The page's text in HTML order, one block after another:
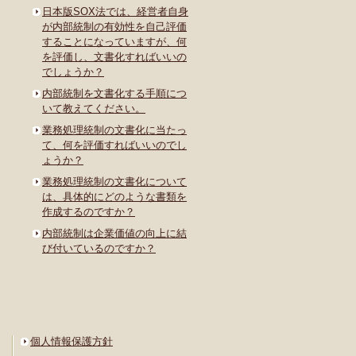
日本版SOX法では、経営者自身
が内部統制の有効性を自己評価
することになっていますが、何
を評価し、文書化すればいいの
でしょうか？
内部統制を文書化する手順につ
いて教えてください。
業務処理統制の文書化に当たっ
て、何を評価すればいいのでし
ょうか？
業務処理統制の文書化について
は、具体的にどのような書類を
作成するのですか？
内部統制は企業価値の向上に結
び付いているのですか？
個人情報保護方針